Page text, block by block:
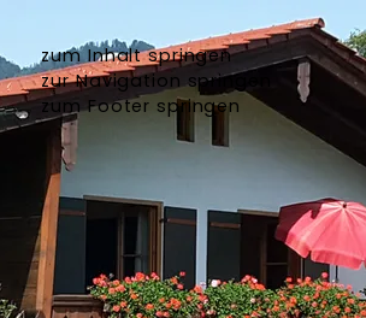
zum Inhalt springen
zur Navigation springen
zum Footer springen